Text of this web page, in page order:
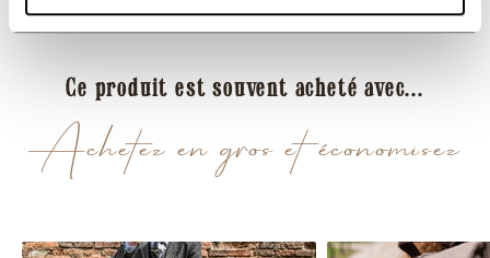
Achetez en gros et économisez
Ce produit est souvent acheté avec...